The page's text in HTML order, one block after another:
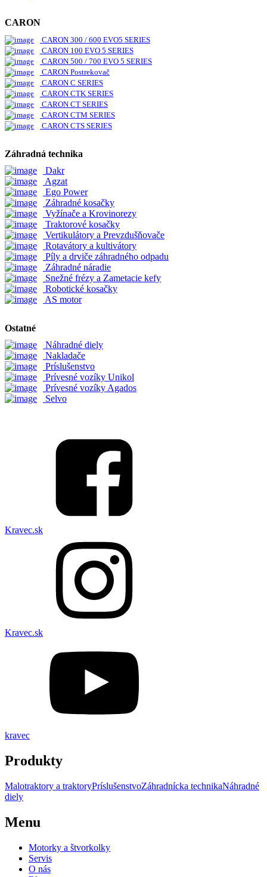
CARON
CARON 300 / 600 EVO5 SERIES
CARON 100 EVO 5 SERIES
CARON 500 / 700 EVO 5 SERIES
CARON Postrekovač
CARON C SERIES
CARON CTK SERIES
CARON CT SERIES
CARON CTM SERIES
CARON CTS SERIES
Záhradná technika
Dakr
Agzat
Ego Power
Záhradné kosačky
Vyžínače a Krovinorezy
Traktorové kosačky
Vertikulátory a Prevzdušňovače
Rotavátory a kultivátory
Píly a drviče záhradného odpadu
Záhradné náradie
Snežné frézy a Zametacie kefy
Robotické kosačky
AS motor
Ostatné
Náhradné diely
Nakladače
Príslušenstvo
Prívesné vozíky Unikol
Prívesné vozíky Agados
Selvo
Kravec.sk
Kravec.sk
kravec
Produkty
Malotraktory a traktoryPríslušenstvoZáhradnícka technikaNáhradné
diely
Menu
Motorky a štvorkolky
Servis
O nás